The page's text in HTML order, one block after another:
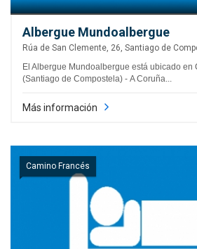
Albergue Mundoalbergue
Rúa de San Clemente, 26, Santiago de
El Albergue Mundoalbergue está ubicado en
(Santiago de Compostela) - A Coruña...
Más información
Camino Francés